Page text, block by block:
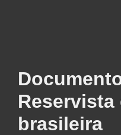
Reservista
brasileira